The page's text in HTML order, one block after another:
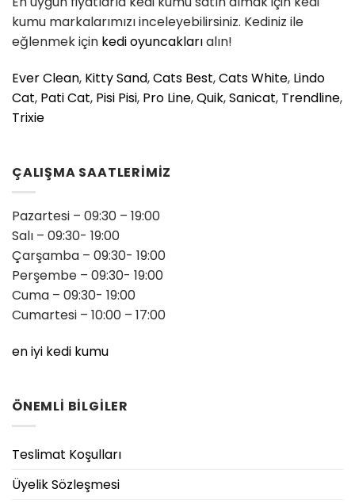
kumu markalarımızı inceleyebilirsiniz. Kediniz ile
eğlenmek için kedi oyuncaklarıalın!
Ever Clean, Kitty Sand,Cats Best,Cats White, Lindo
Cat, Pati Cat, Pisi Pisi, Pro Line,Quik,Sanicat, Trendline,
Trixie
ÇALIŞMA SAATLERİMİZ
Pazartesi – 09:30 – 19:00
Salı – 09:30- 19:00
Çarşamba – 09:30- 19:00
Perşembe – 09:30- 19:00
Cuma – 09:30- 19:00
Cumartesi – 10:00 – 17:00
en iyi kedi kumu
ÖNEMLİ BİLGİLER
Teslimat Koşulları
Üyelik Sözleşmesi